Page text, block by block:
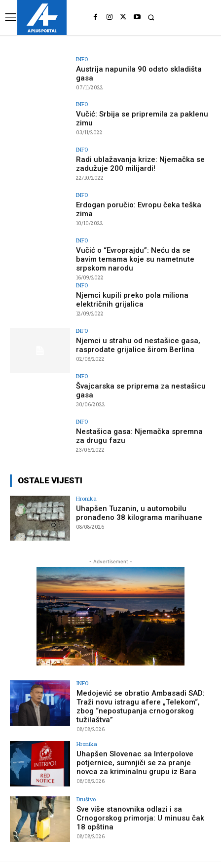
INFO
Austrija napunila 90 odsto skladišta
gasa
07/11/2022
INFO
Vučić: Srbija se pripremila za paklenu
zimu
03/11/2022
INFO
Radi ublažavanja krize: Njemačka se
zadužuje 200 milijardi!
22/10/2022
INFO
Erdogan poručio: Evropu čeka teška
zima
10/10/2022
INFO
Vučić o “Evroprajdu”: Neću da se
bavim temama koje su nametnute
srpskom narodu
16/09/2022
INFO
Njemci kupili preko pola miliona
električnih grijalica
12/09/2022
INFO
Njemci u strahu od nestašice gasa,
rasprodate grijalice širom Berlina
02/08/2022
INFO
Švajcarska se priprema za nestašicu
gasa
30/06/2022
INFO
Nestašica gasa: Njemačka spremna
za drugu fazu
23/06/2022
OSTALE VIJESTI
Hronika
Uhapšen Tuzanin, u automobilu
pronađeno 38 kilograma marihuane
08/08/2026
- Advertisement -
INFO
Medojević se obratio Ambasadi SAD:
Traži novu istragu afere „Telekom“,
zbog “nepostupanja crnogorskog
tužilaštva”
08/08/2026
Hronika
Uhapšen Slovenac sa Interpolove
potjernice, sumnjiči se za pranje
novca za kriminalnu grupu iz Bara
08/08/2026
Društvo
Sve više stanovnika odlazi i sa
Crnogorskog primorja: U minusu čak
18 opština
08/08/2026